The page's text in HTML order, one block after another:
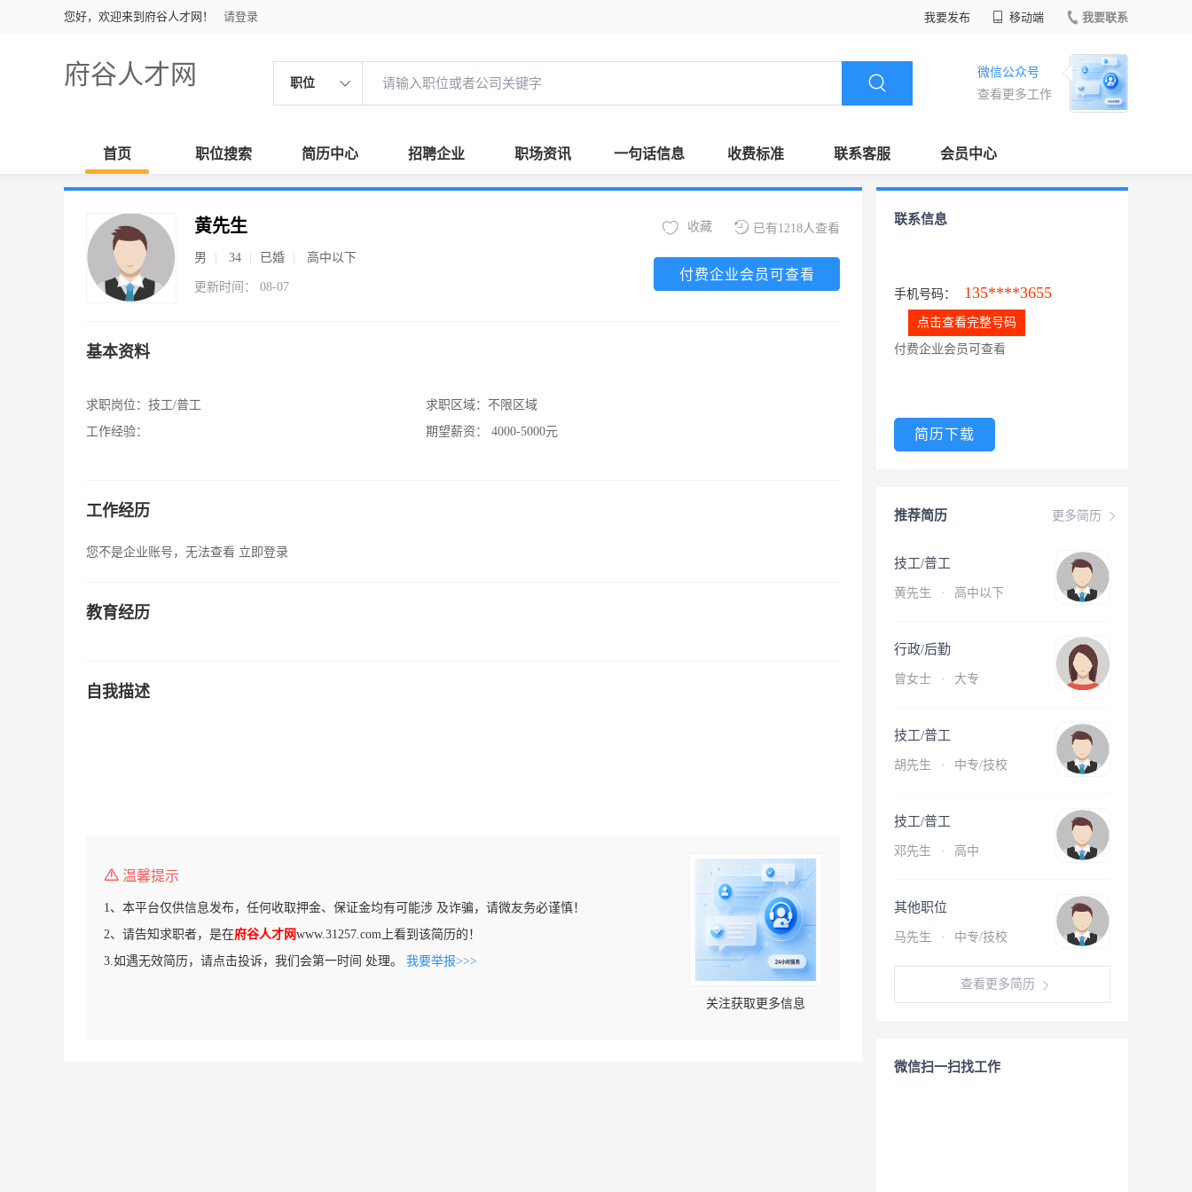
您好，欢迎来到府谷人才网！ 请登录 我要发布 移动端 我要联系
府谷人才网 职位
微信公众号
查看更多工作
首页 职位搜索 简历中心 招聘企业 职场资讯 一句话信息 收费标准 联系客服 会员中心
黄先生
男 34 已婚 高中以下
更新时间： 08-07
已有1218人查看
收藏
付费企业会员可查看
基本资料
求职岗位： 技工/普工
工作经验：
求职区域： 不限区域
期望薪资：
4000-5000元
工作经历
您不是企业账号，无法查看 立即登录
教育经历
自我描述
温馨提示
1、本平台仅供信息发布，任何收取押金、保证金均有可能涉 及诈骗，请微友务必谨慎！
2、请告知求职者，是在府谷人才网www.31257.com上看到该简历的！
3.如遇无效简历，请点击投诉，我们会第一时间 处理。 我要举报>>>
关注获取更多信息
联系信息
手机号码： 135****3655
点击查看完整号码
付费企业会员可查看
简历下载
更多简历
推荐简历
技工/普工
黄先生 · 高中以下
行政/后勤
曾女士 · 大专
技工/普工
胡先生 · 中专/技校
技工/普工
邓先生 · 高中
其他职位
马先生 · 中专/技校
查看更多简历
微信扫一扫找工作